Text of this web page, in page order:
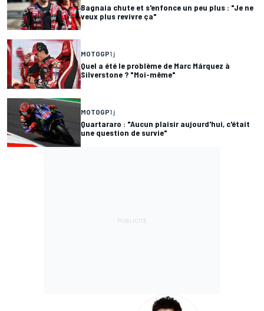
Bagnaia chute et s'enfonce un peu plus : "Je ne
veux plus revivre ça"
MOTOGP1 j
Quel a été le problème de Marc Márquez à
Silverstone ? "Moi-même"
MOTOGP1 j
Quartararo : "Aucun plaisir aujourd'hui, c'était
une question de survie"